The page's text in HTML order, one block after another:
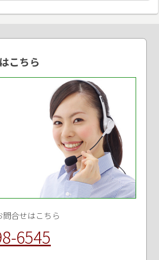
こちら
問合せはこちら
6545